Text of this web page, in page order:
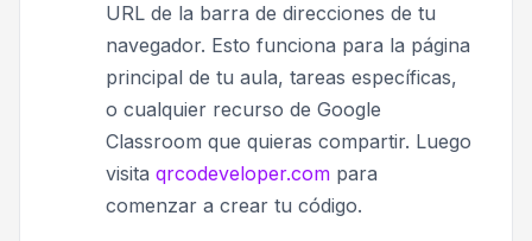
URL de la barra de direcciones de tu
navegador. Esto funciona para la página
principal de tu aula, tareas específicas,
o cualquier recurso de Google
Classroom que quieras compartir. Luego
visita qrcodeveloper.com para
comenzar a crear tu código.